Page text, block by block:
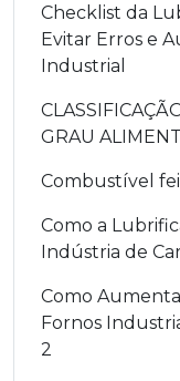
Checklist da
Evitar Erros e
Industrial
GRAU
Combustível
Como a
Indústria de
Como
Fornos
2